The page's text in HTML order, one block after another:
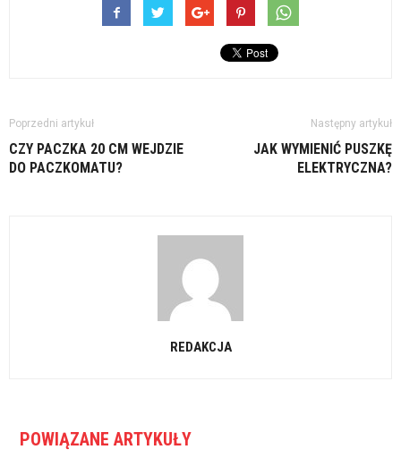
Poprzedni artykuł
CZY PACZKA 20 CM WEJDZIE
DO PACZKOMATU?
Następny artykuł
JAK WYMIENIĆ PUSZKĘ
ELEKTRYCZNA?
REDAKCJA
POWIĄZANE ARTYKUŁY